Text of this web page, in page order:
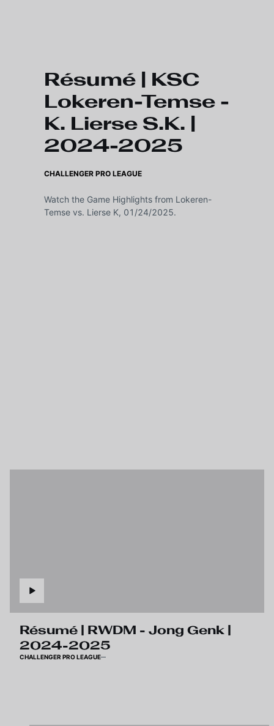
Résumé | KSC
Lokeren-Temse -
K. Lierse S.K. |
2024-2025
CHALLENGER PRO LEAGUE
Watch the Game Highlights from Lokeren-
Temse vs. Lierse K, 01/24/2025.
Résumé | RWDM - Jong Genk |
2024-2025
CHALLENGER PRO LEAGUE